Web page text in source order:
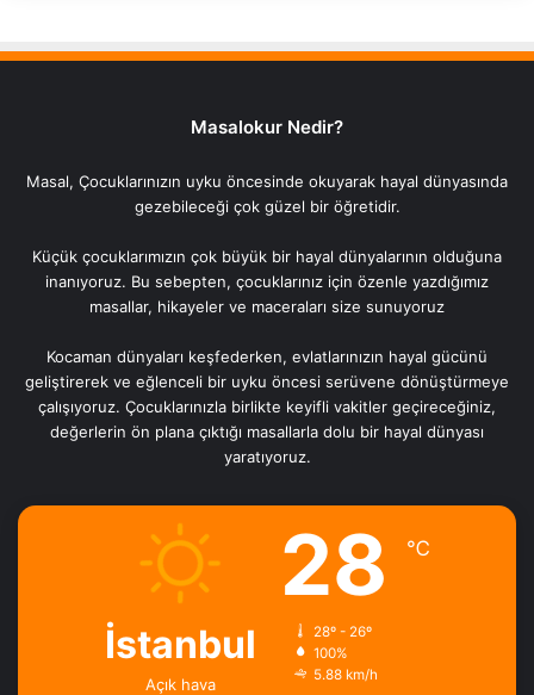
Masalokur Nedir?
Masal, Çocuklarınızın uyku öncesinde okuyarak hayal dünyasında
gezebileceği çok güzel bir öğretidir.
Küçük çocuklarımızın çok büyük bir hayal dünyalarının olduğuna
inanıyoruz. Bu sebepten, çocuklarınız için özenle yazdığımız
masallar, hikayeler ve maceraları size sunuyoruz
Kocaman dünyaları keşfederken, evlatlarınızın hayal gücünü
geliştirerek ve eğlenceli bir uyku öncesi serüvene dönüştürmeye
çalışıyoruz. Çocuklarınızla birlikte keyifli vakitler geçireceğiniz,
değerlerin ön plana çıktığı masallarla dolu bir hayal dünyası
yaratıyoruz.
İstanbul
Açık hava
28 ℃
28º - 26º
100%
5.88 km/h